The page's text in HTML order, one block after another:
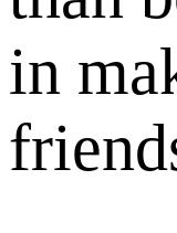
in